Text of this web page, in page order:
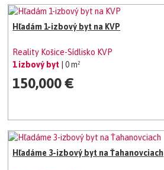
Hľadám 1-izbový byt na KVP
Reality Košice-Sídlisko KVP
1 izbový byt | 0 m²
150,000 €
Hľadáme 3-izbový byt na Ťahanovciach